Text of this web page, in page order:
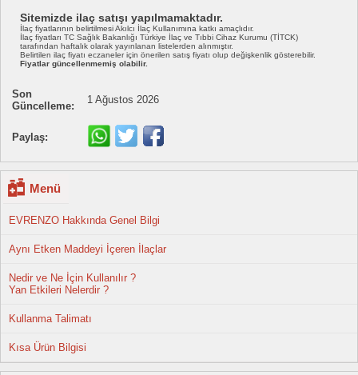
Sitemizde ilaç satışı yapılmamaktadır.
İlaç fiyatlarının belirtilmesi Akılcı İlaç Kullanımına katkı amaçlıdır.
İlaç fiyatları TC Sağlık Bakanlığı Türkiye İlaç ve Tıbbi Cihaz Kurumu (TİTCK)
tarafından haftalık olarak yayınlanan listelerden alınmıştır.
Belirtilen ilaç fiyatı eczaneler için önerilen satış fiyatı olup değişkenlik gösterebilir.
Fiyatlar güncellenmemiş olabilir.
Son
Güncelleme:
1 Ağustos 2026
Paylaş:
Menü
EVRENZO Hakkında Genel Bilgi
Aynı Etken Maddeyi İçeren İlaçlar
Nedir ve Ne İçin Kullanılır ?
Yan Etkileri Nelerdir ?
Kullanma Talimatı
Kısa Ürün Bilgisi